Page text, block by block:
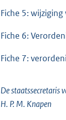
Fiche 5:
Fiche 6:
Fiche 7:
De staatssecretaris
H. P. M. Knapen